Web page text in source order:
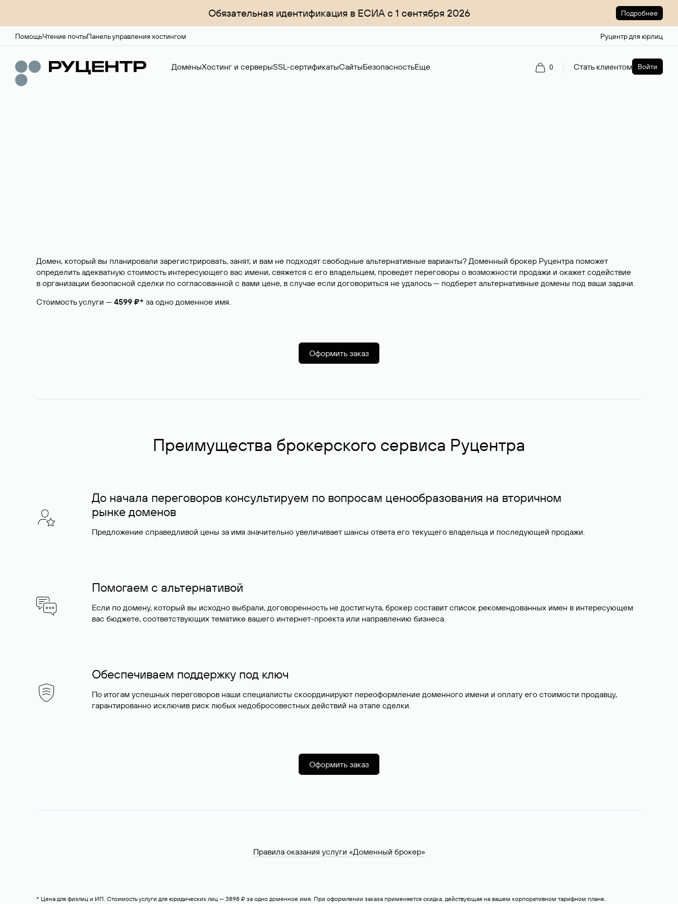
Обязательная идентификация в ЕСИА с 1 сентября 2026 Подробнее
ПомощьЧтение почтыПанель управления хостингом Руцентр для юрлиц
ДоменыХостинг и серверыSSL-сертификатыСайтыБезопасностьЕще 0 Стать клиентом Войти
Домен, который вы планировали зарегистрировать, занят, и вам не подходят свободные альтернативные варианты? Доменный брокер Руцентра поможет
определить адекватную стоимость интересующего вас имени, свяжется с его владельцем, проведет переговоры о возможности продажи и окажет содействие
в организации безопасной сделки по согласованной с вами цене, в случае если договориться не удалось — подберет альтернативные домены под ваши задачи.
Стоимость услуги — 4599 ₽* за одно доменное имя.
Оформить заказ
Преимущества брокерского сервиса Руцентра
До начала переговоров консультируем по вопросам ценообразования на вторичном
рынке доменов
Предложение справедливой цены за имя значительно увеличивает шансы ответа его текущего владельца и последующей продажи.
Помогаем с альтернативой
Если по домену, который вы исходно выбрали, договоренность не достигнута, брокер составит список рекомендованных имен в интересующем
вас бюджете, соответствующих тематике вашего интернет-проекта или направлению бизнеса.
Обеспечиваем поддержку под ключ
По итогам успешных переговоров наши специалисты скоординируют переоформление доменного имени и оплату его стоимости продавцу,
гарантированно исключив риск любых недобросовестных действий на этапе сделки.
Оформить заказ
Правила оказания услуги «Доменный брокер»
* Цена для физлиц и ИП. Стоимость услуги для юридических лиц — 3898 ₽ за одно доменное имя. При оформлении заказа применяется скидка, действующая на вашем корпоративном тарифном плане.